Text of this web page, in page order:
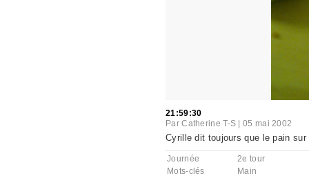
21:59:30
ParCatherine T-S |05 mai 2002
Cyrille dit toujours que le pain
Journée
2e tour
Mots-clés
Main